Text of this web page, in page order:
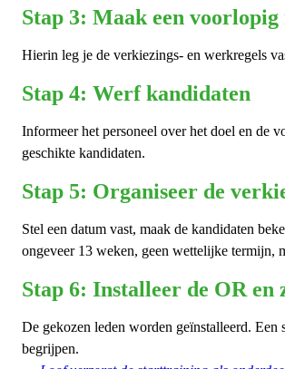
Stap 3: Maak een
Hierin leg je de verkiezings- en werkregels
Stap 4: Werf kandidaten
Informeer het personeel over het doel en de
geschikte kandidaten.
Stap 5: Organiseer de
Stel een datum vast, maak de kandidaten
ongeveer 13 weken, geen wettelijke termijn,
Stap 6: Installeer de OR en
De gekozen leden worden geïnstalleerd.
begrijpen.